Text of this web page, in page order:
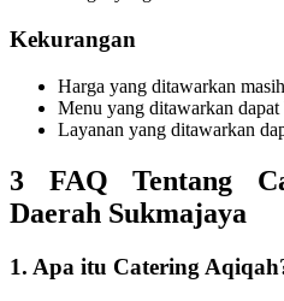
Kekurangan
Harga yang ditawarkan
Menu yang ditawarkan
Layanan yang ditawarkan
3 FAQ Tentang
Daerah Sukmajaya
1. Apa itu Catering